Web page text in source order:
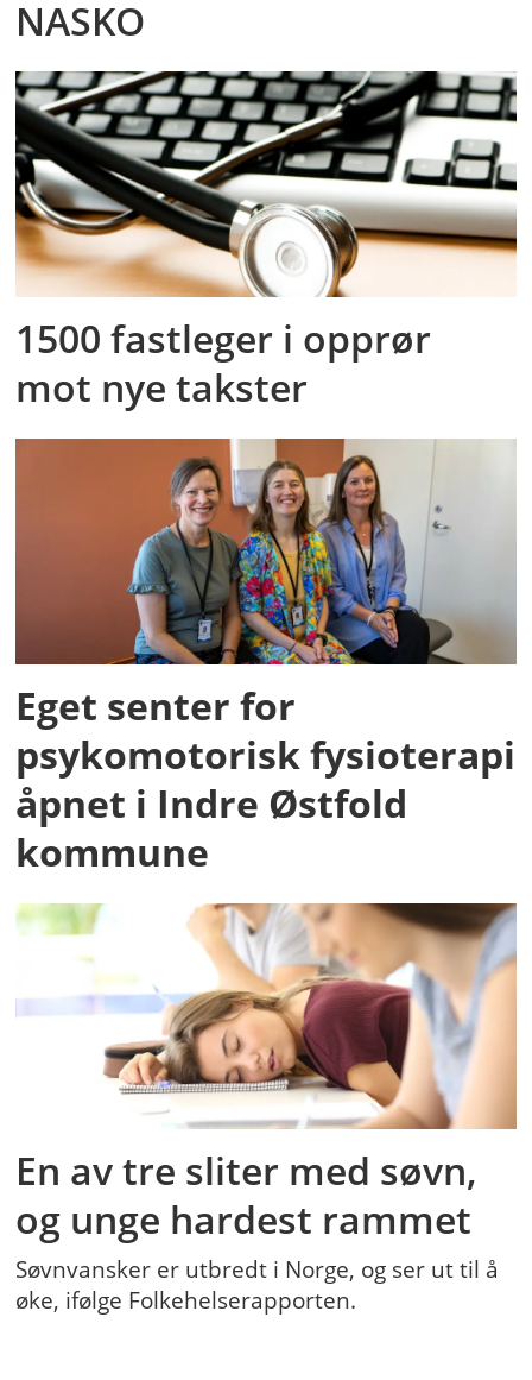
NASKO
1500 fastleger i opprør
mot nye takster
Eget senter for
psykomotorisk fysioterapi
åpnet i Indre Østfold
kommune
En av tre sliter med søvn,
og unge hardest rammet
Søvnvansker er utbredt i Norge, og ser ut til å
øke, ifølge Folkehelserapporten.